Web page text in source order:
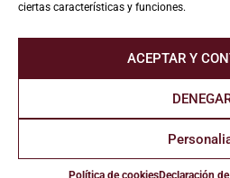
ciertas características y funciones.
ACEPTAR Y
Política de cookiesDeclaración
© 2022 Fundación Toro de Lidia.
Aviso Legal•Política de Privacidad
Datos•Política de